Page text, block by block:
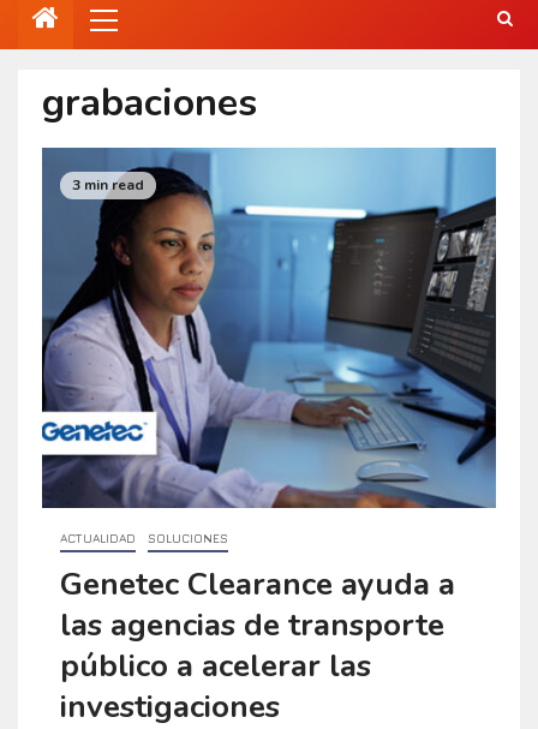
grabaciones
3 min read
ACTUALIDAD SOLUCIONES
Genetec Clearance ayuda a
las agencias de transporte
público a acelerar las
investigaciones